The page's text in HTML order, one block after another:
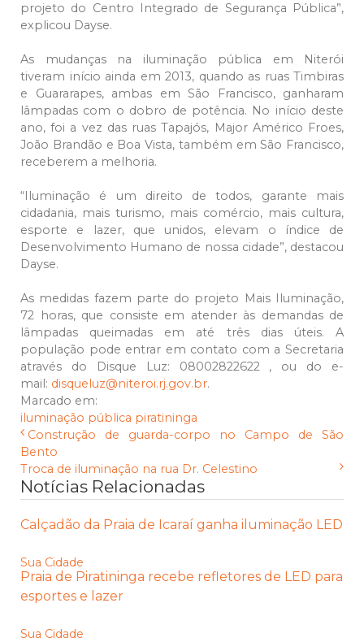
projeto do Centro Integrado de Segurança Pública”,
explicou Dayse.
As mudanças na iluminação pública em Niterói
tiveram início ainda em 2013, quando as ruas Timbiras
e Guararapes, ambas em São Francisco, ganharam
lâmpadas com o dobro de potência. No início deste
ano, foi a vez das ruas Tapajós, Major Américo Froes,
João Brandão e Boa Vista, também em São Francisco,
receberem a melhoria.
“Iluminação é um direito de todos, garante mais
cidadania, mais turismo, mais comércio, mais cultura,
esporte e lazer, que unidos, elevam o índice de
Desenvolvimento Humano de nossa cidade”, destacou
Dayse.
As medidas fazem parte do projeto Mais Iluminação,
72 horas, que consiste em atender às demandas de
lâmpadas queimadas em até três dias úteis. A
população pode entrar em contato com a Secretaria
através do Disque Luz: 08002822622 , ou do e-
mail: disqueluz@niteroi.rj.gov.br.
Marcado em:
iluminação pública piratininga
Construção de guarda-corpo no Campo de São
Bento
Troca de iluminação na rua Dr. Celestino
Notícias Relacionadas
Calçadão da Praia de Icaraí ganha iluminação LED
Sua Cidade
Praia de Piratininga recebe refletores de LED para
esportes e lazer
Sua Cidade